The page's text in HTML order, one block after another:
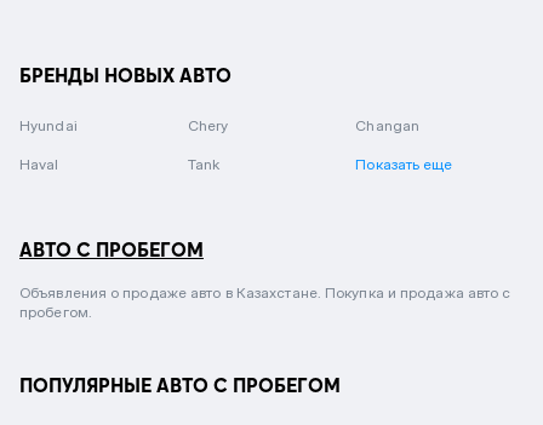
БРЕНДЫ НОВЫХ АВТО
Hyundai Chery Changan
Haval Tank Показать еще
АВТО С ПРОБЕГОМ
Объявления о продаже авто в Казахстане. Покупка и продажа авто с
пробегом.
ПОПУЛЯРНЫЕ АВТО С ПРОБЕГОМ